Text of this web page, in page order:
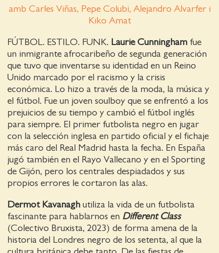
amb Carles Viñas, Pepe Colubi, Alejandro Alvarfer i
Kiko Amat
FÚTBOL. ESTILO. FUNK. Laurie Cunningham fue
un inmigrante afrocaribeño de segunda generación
que tuvo que inventarse su identidad en un Reino
Unido marcado por el racismo y la crisis
económica. Lo hizo a través de la moda, la música y
el fútbol. Fue un joven soulboy que se enfrentó a los
prejuicios de su tiempo y cambió el fútbol inglés
para siempre. El primer futbolista negro en jugar
con la selección inglesa en partido oficial y el fichaje
más caro del Real Madrid hasta la fecha. En España
jugó también en el Rayo Vallecano y en el Sporting
de Gijón, pero los centrales despiadados y sus
propios errores le cortaron las alas.
Dermot Kavanagh utiliza la vida de un futbolista
fascinante para hablarnos en Different Class
(Colectivo Bruxista, 2023) de forma amena de la
historia del Londres negro de los setenta, al que la